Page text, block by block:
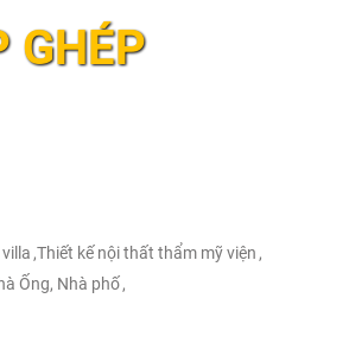
GHÉP
,Thiết kế nội thất thẩm mỹ viện ,
Ống, Nhà phố,